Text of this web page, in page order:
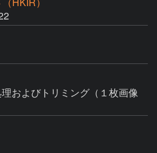
およびトリミング（１枚画像